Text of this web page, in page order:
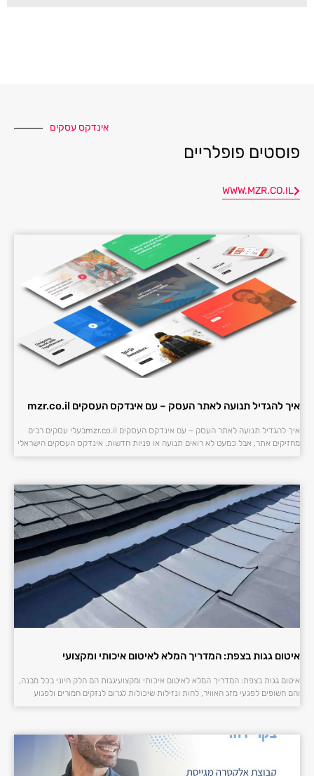
אינדקס עסקים
פוסטים פופלריים
WWW.MZR.CO.IL
איך להגדיל תנועה לאתר העסק – עם אינדקס העסקים mzr.co.il
איך להגדיל תנועה לאתר העסק – עם אינדקס העסקים mzr.co.ilבעלי עסקים רבים
מחזיקים אתר, אבל כמעט לא רואים תנועה או פניות חדשות. אינדקס העסקים הישראלי
איטום גגות בצפת: המדריך המלא לאיטום איכותי ומקצועי
איטום גגות בצפת: המדריך המלא לאיטום איכותי ומקצועיגגות הם חלק חיוני בכל מבנה,
והם חשופים לפגעי מזג האוויר, לחות ונזילות שיכולות לגרום לנזקים חמורים ולפגוע